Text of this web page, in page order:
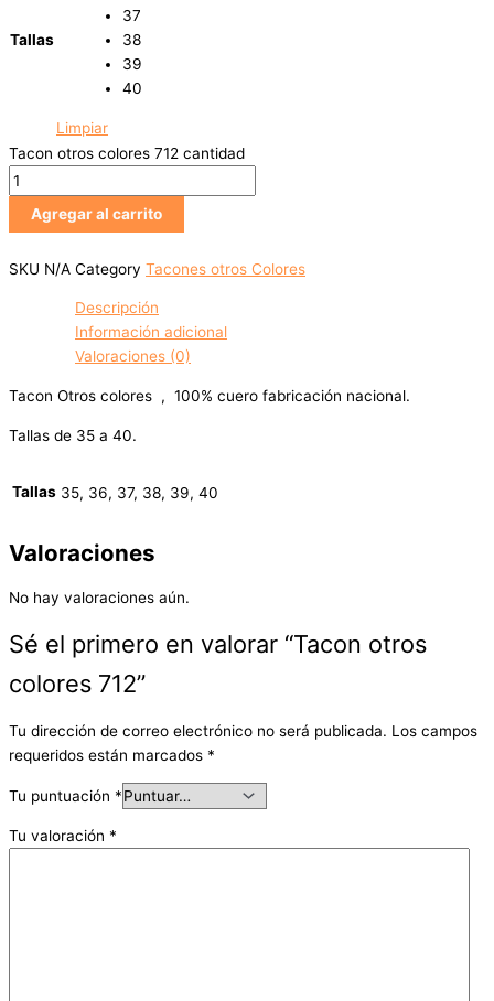
Tallas
37
38
39
40
Limpiar
Tacon otros colores 712 cantidad
Agregar al carrito
SKU N/A Category Tacones otros Colores
Descripción
Información adicional
Valoraciones (0)
Tacon Otros colores , 100% cuero fabricación nacional.
Tallas de 35 a 40.
Tallas 35, 36, 37, 38, 39, 40
Valoraciones
No hay valoraciones aún.
Sé el primero en valorar “Tacon otros
colores 712”
Tu dirección de correo electrónico no será publicada. Los campos
requeridos están marcados *
Tu puntuación *
Tu valoración *